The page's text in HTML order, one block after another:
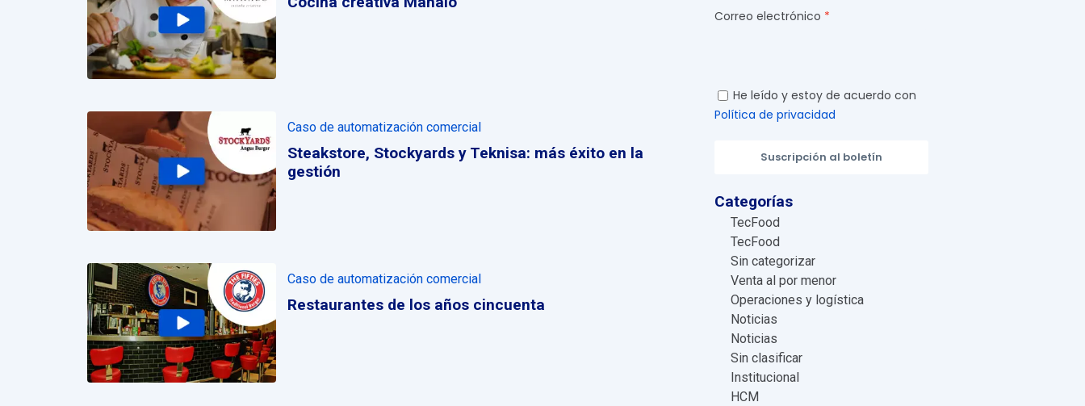
Caso de automatización comercial
Steakstore, Stockyards y Teknisa: más éxito en la
gestión
Caso de automatización comercial
Restaurantes de los años cincuenta
Correo electrónico
He leído y estoy de acuerdo con
Política de privacidad
Suscripción al boletín
Categorías
TecFood
TecFood
Sin categorizar
Venta al por menor
Operaciones y logística
Noticias
Noticias
Sin clasificar
Institucional
HCM